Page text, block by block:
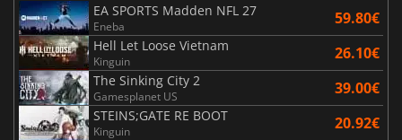
EA SPORTS Madden NFL 27
Eneba 59.80€
Hell Let Loose Vietnam
Kinguin 26.10€
The Sinking City 2
Gamesplanet US 39.00€
STEINS;GATE RE BOOT
Kinguin 20.92€